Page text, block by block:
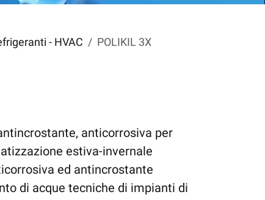
- HVAC POLIKIL 3X
anticorrosiva per
estiva-invernale
ed antincrostante
di acque tecniche di impianti di